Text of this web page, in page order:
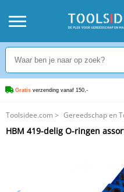
Gratis verzending vanaf 150,-
Toolsidee.com > Gereedschap en
HBM 419-delig O-ringen
HBM 419-delig O-ringen